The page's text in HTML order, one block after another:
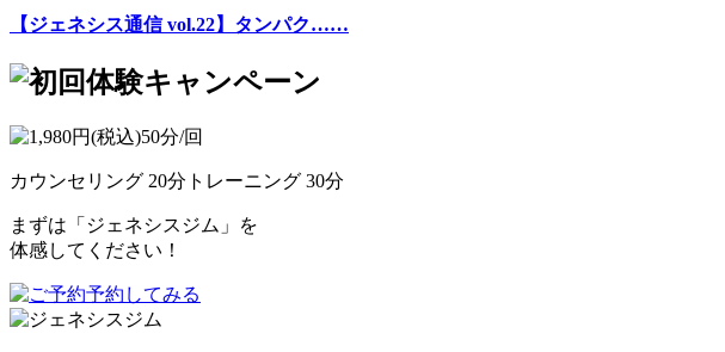
【ジェネシス通信 vol.22】タンパク……
カウンセリング 20分 トレーニング 30分
まずは「ジェネシスジム」を
体感してください！
予約してみる